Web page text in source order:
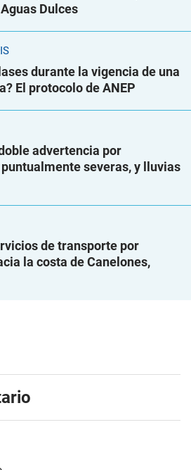
Dulces
durante la vigencia de una
El protocolo de ANEP
advertencia por
severas, y lluvias
de transporte por
la costa de Canelones,